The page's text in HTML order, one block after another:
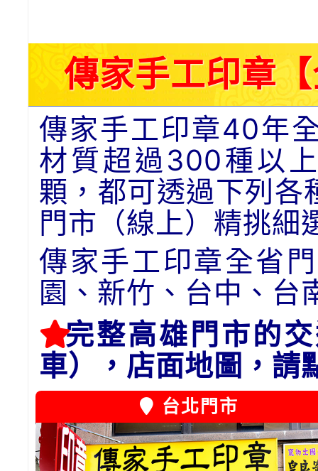
傳家手工印章
傳家手工印章40年
材質超過300種以
顆，都可透過下列各
門市（線上）精挑細
傳家手工印章全省
園、新竹、台中、台
完整高雄門市的
車），店面地圖，請
台北門市